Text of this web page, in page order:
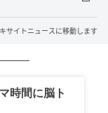
サイトニュースに移動します
時間に脳ト